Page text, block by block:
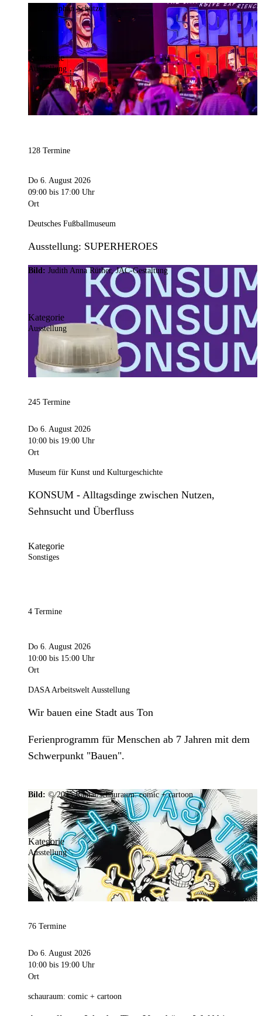
Stephan Schütze
Kategorie
Ausstellung
128 Termine
Do 6. August 2026
09:00 bis 17:00 Uhr
Ort
Deutsches Fußballmuseum
Ausstellung: SUPERHEROES
Bild: Judith Anna Rüther, JAC-Gestaltung
Kategorie
Ausstellung
245 Termine
Do 6. August 2026
10:00 bis 19:00 Uhr
Ort
Museum für Kunst und Kulturgeschichte
KONSUM - Alltagsdinge zwischen Nutzen,
Sehnsucht und Überfluss
Kategorie
Sonstiges
4 Termine
Do 6. August 2026
10:00 bis 15:00 Uhr
Ort
DASA Arbeitswelt Ausstellung
Wir bauen eine Stadt aus Ton
Ferienprogramm für Menschen ab 7 Jahren mit dem
Schwerpunkt "Bauen".
Bild: © 2025 Ramar/schauraum: comic + cartoon
Kategorie
Ausstellung
76 Termine
Do 6. August 2026
10:00 bis 19:00 Uhr
Ort
schauraum: comic + cartoon